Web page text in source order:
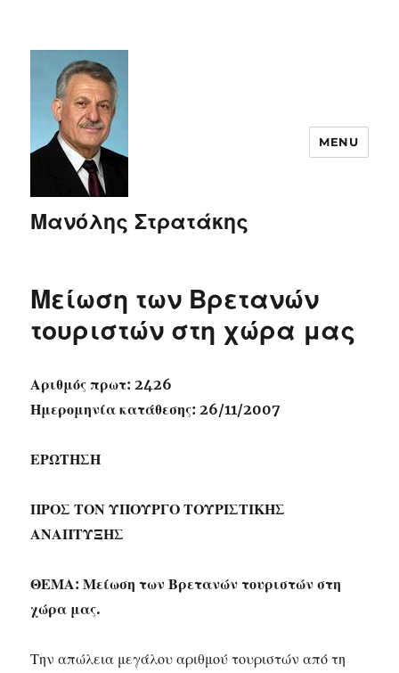
Μανόλης Στρατάκης
MENU
Μείωση των Βρετανών
τουριστών στη χώρα μας
Αριθμός πρωτ: 2426
Ημερομηνία κατάθεσης: 26/11/2007
ΕΡΩΤΗΣΗ
ΠΡΟΣ ΤΟΝ ΥΠΟΥΡΓΟ ΤΟΥΡΙΣΤΙΚΗΣ
ΑΝΑΠΤΥΞΗΣ
ΘΕΜΑ: Μείωση των Βρετανών τουριστών στη
χώρα μας.
Την απώλεια μεγάλου αριθμού τουριστών από τη